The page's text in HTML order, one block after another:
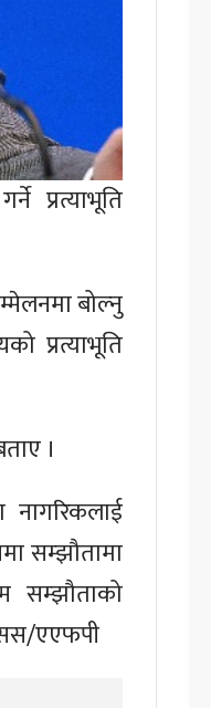
प्रत्याभूति
बोल्नु
प्रत्याभूति
।
सम्झौतामा
सम्झौताको
एएफपी